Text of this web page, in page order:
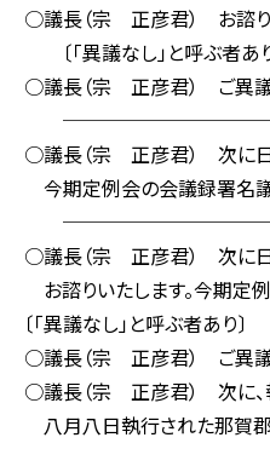
○議長（宗 正彦君） お諮り
〔「異議なし」と呼ぶ者あり
○議長（宗 正彦君） ご異議
○議長（宗 正彦君） 次に日
今期定例会の会議録署名議
○議長（宗 正彦君） 次に日
お諮りいたします。今期
〔「異議なし」と呼ぶ者あり〕
○議長（宗 正彦君） ご異議
○議長（宗 正彦君） 次に、
八月八日執行された那賀